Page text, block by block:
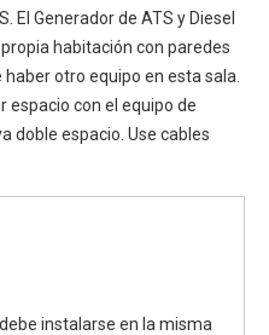
El Generador de ATS y Diesel
habitación con paredes
otro equipo en esta sala.
espacio con el equipo de
doble espacio. Use cables
instalarse en la misma